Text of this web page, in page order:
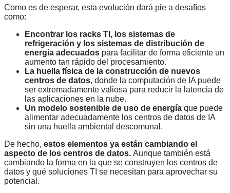
Como es de esperar, esta evolución dará pie a desafíos
como:
Encontrar los racks TI, los sistemas de
refrigeración y los sistemas de distribución de
energía adecuados para facilitar de forma eficiente un
aumento tan rápido del procesamiento.
La huella física de la construcción de nuevos
centros de datos, donde la computación de IA puede
ser extremadamente valiosa para reducir la latencia de
las aplicaciones en la nube.
Un modelo sostenible de uso de energía que puede
alimentar adecuadamente los centros de datos de IA
sin una huella ambiental descomunal.
De hecho, estos elementos ya están cambiando el
aspecto de los centros de datos. Aunque también está
cambiando la forma en la que se construyen los centros de
datos y qué soluciones TI se necesitan para aprovechar su
potencial.